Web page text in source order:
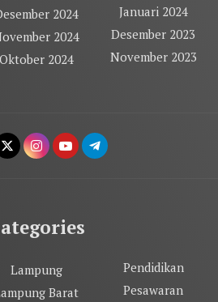
2024
2024
Oktober 2024
Januari 2024
Desember 2023
November 2023
Lampung
Barat
Pendidikan
Pesawaran